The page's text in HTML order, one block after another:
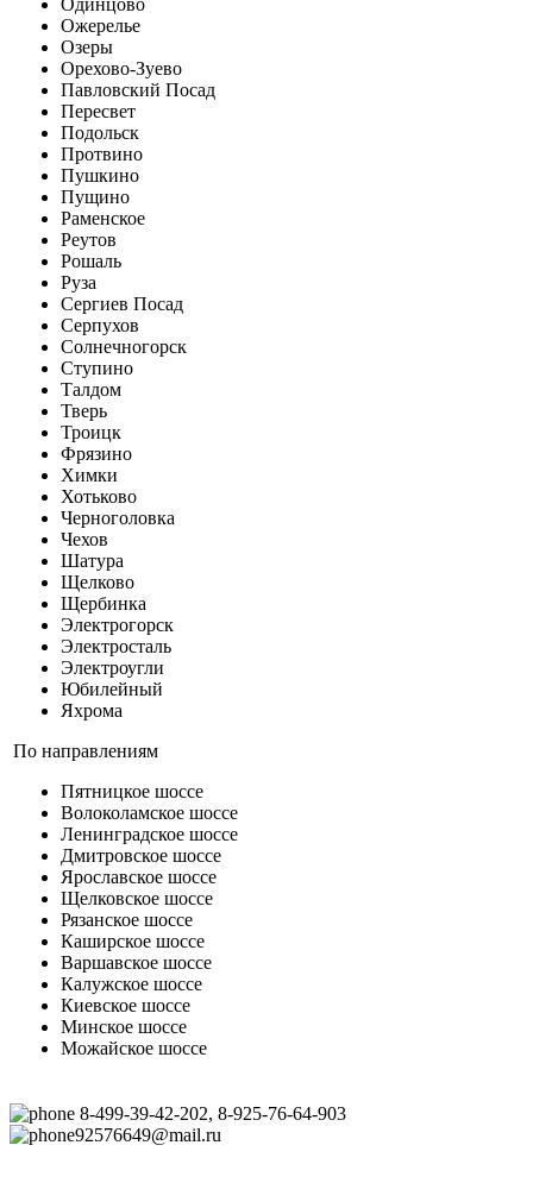
Одинцово
Ожерелье
Озеры
Орехово-Зуево
Павловский Посад
Пересвет
Подольск
Протвино
Пушкино
Пущино
Раменское
Реутов
Рошаль
Руза
Сергиев Посад
Серпухов
Солнечногорск
Ступино
Талдом
Тверь
Троицк
Фрязино
Химки
Хотьково
Черноголовка
Чехов
Шатура
Щелково
Щербинка
Электрогорск
Электросталь
Электроугли
Юбилейный
Яхрома
По направлениям
Пятницкое шоссе
Волоколамское шоссе
Ленинградское шоссе
Дмитровское шоссе
Ярославское шоссе
Щелковское шоссе
Рязанское шоссе
Каширское шоссе
Варшавское шоссе
Калужское шоссе
Киевское шоссе
Минское шоссе
Можайское шоссе
8-499-39-42-202, 8-925-76-64-903
92576649@mail.ru